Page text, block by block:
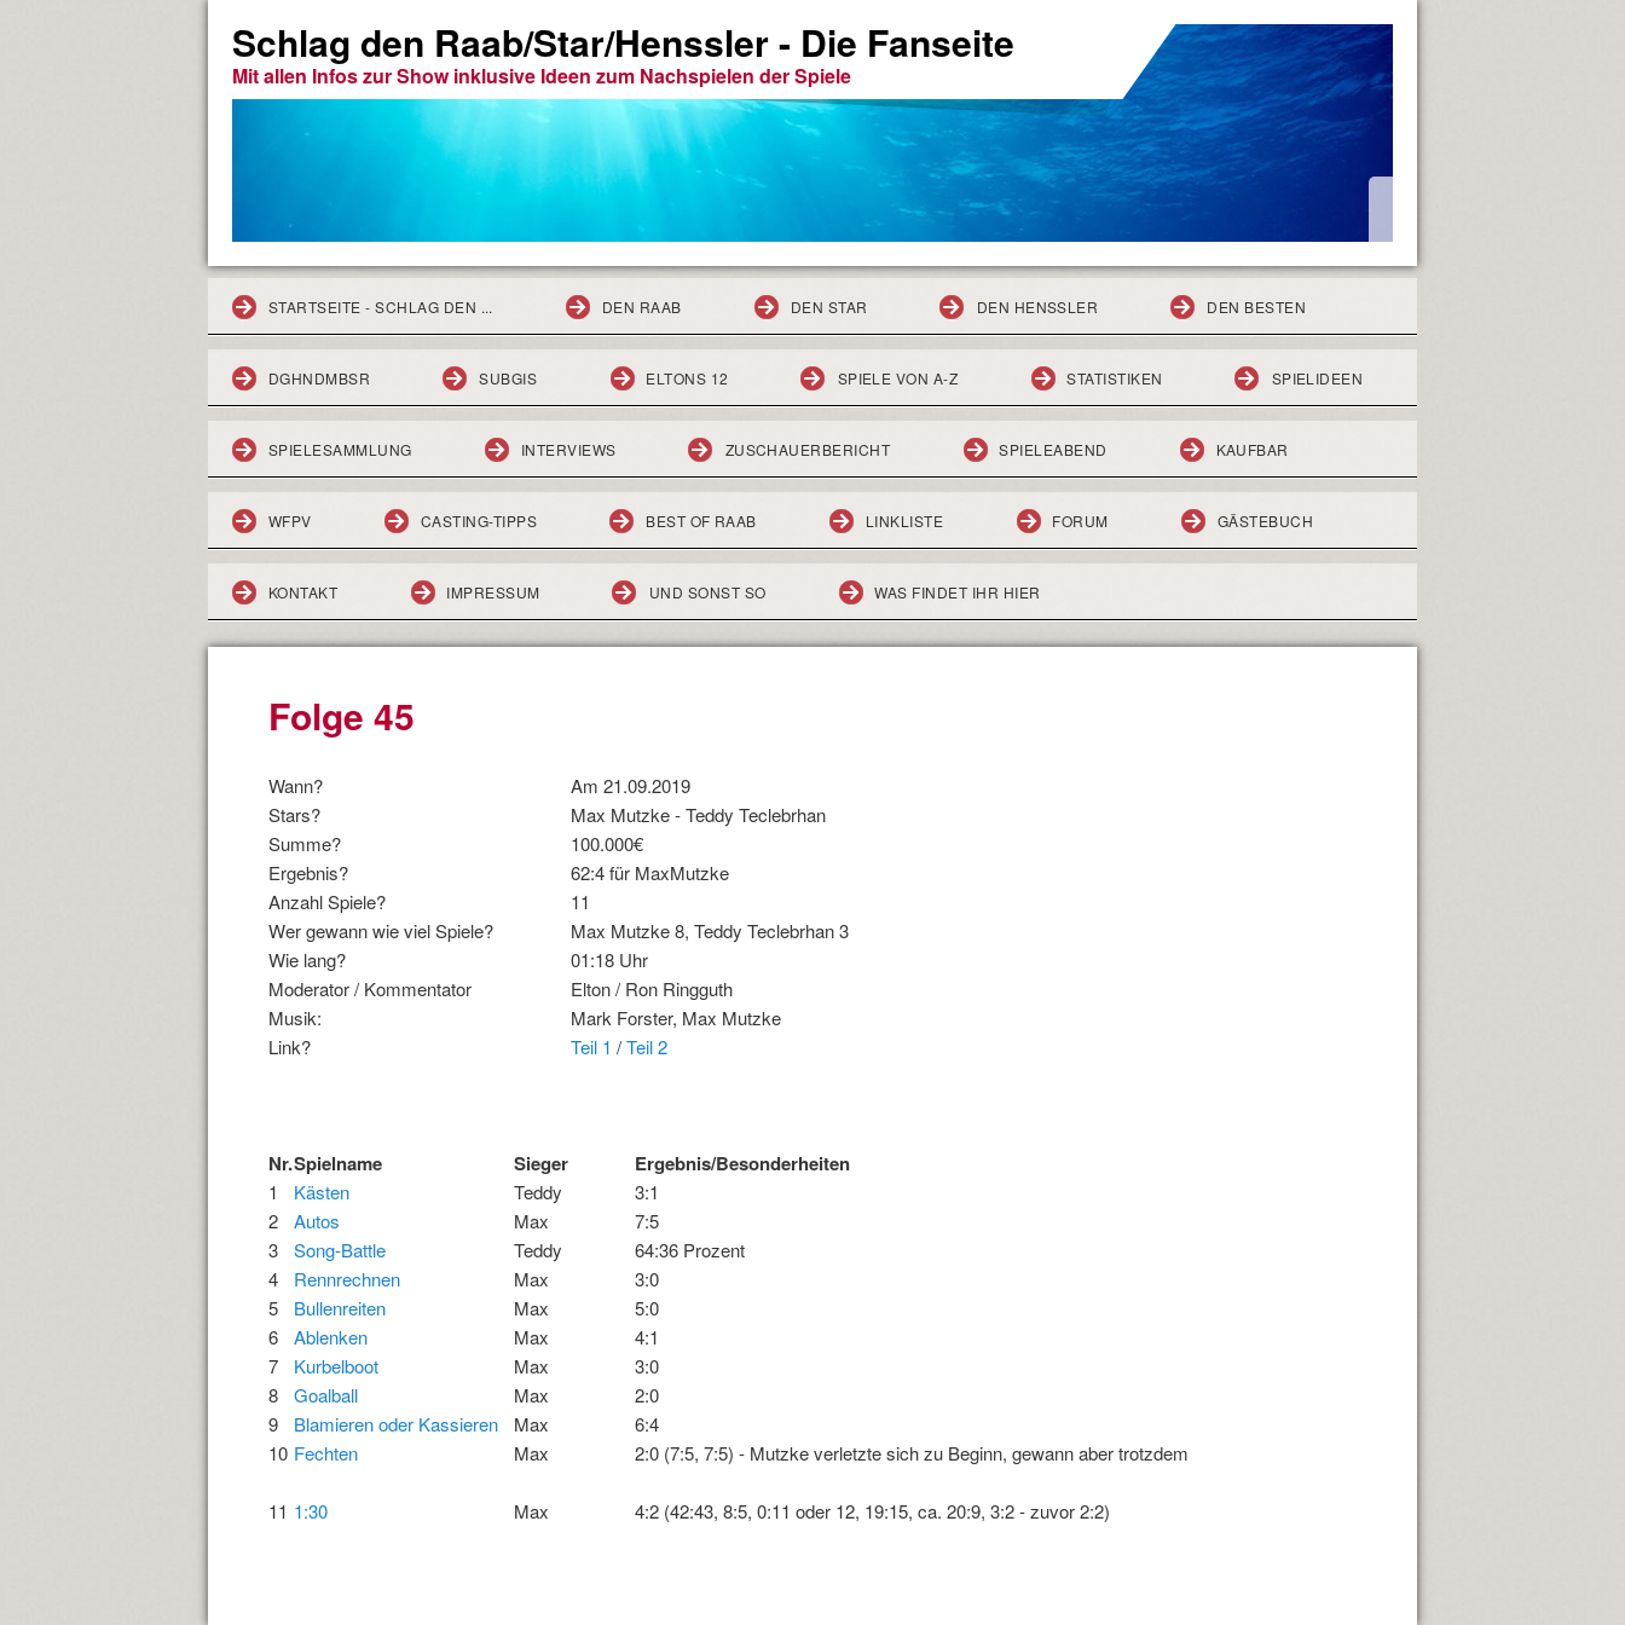
Schlag den Raab/Star/Henssler - Die Fanseite
Mit allen Infos zur Show inklusive Ideen zum Nachspielen der Spiele
STARTSEITE - SCHLAG DEN ... DEN RAAB DEN STAR DEN HENSSLER DEN BESTEN
DGHNDMBSR SUBGIS ELTONS 12 SPIELE VON A-Z STATISTIKEN SPIELIDEEN
SPIELESAMMLUNG INTERVIEWS ZUSCHAUERBERICHT SPIELEABEND KAUFBAR
WFPV CASTING-TIPPS BEST OF RAAB LINKLISTE FORUM GÄSTEBUCH
KONTAKT IMPRESSUM UND SONST SO WAS FINDET IHR HIER
Folge 45
Wann?
Am 21.09.2019
Stars?
Max Mutzke - Teddy Teclebrhan
Summe?
100.000€
Ergebnis?
62:4 für MaxMutzke
Anzahl Spiele?
11
Wer gewann wie viel Spiele?
Max Mutzke 8, Teddy Teclebrhan 3
Wie lang?
01:18 Uhr
Moderator / Kommentator
Elton / Ron Ringguth
Musik:
Mark Forster, Max Mutzke
Link?
Teil 1 /Teil 2
Nr.Spielname Sieger Ergebnis/Besonderheiten
1 Kästen Teddy
3:1
2
Autos Max
7:5
3
Song-Battle Teddy
64:36 Prozent
4
Rennrechnen Max
3:0
5
Bullenreiten Max
5:0
6
Ablenken Max
4:1
7
Kurbelboot Max
3:0
8
Goalball Max
2:0
9
Blamieren oder Kassieren Max
6:4
10 Fechten Max 2:0 (7:5, 7:5) - Mutzke verletzte sich zu Beginn, gewann aber trotzdem
11 1:30 Max 4:2 (42:43, 8:5, 0:11 oder 12, 19:15, ca. 20:9, 3:2 - zuvor 2:2)